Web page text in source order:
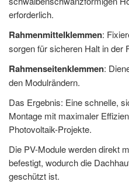
erforderlich.
Rahmenmittelklemmen:
sorgen für sicheren Halt in der
Rahmenseitenklemmen:
den Modulrändern.
Das Ergebnis: Eine schnelle,
Montage mit maximaler
Photovoltaik-Projekte.
Die PV-Module werden direkt
befestigt, wodurch die
geschützt ist.